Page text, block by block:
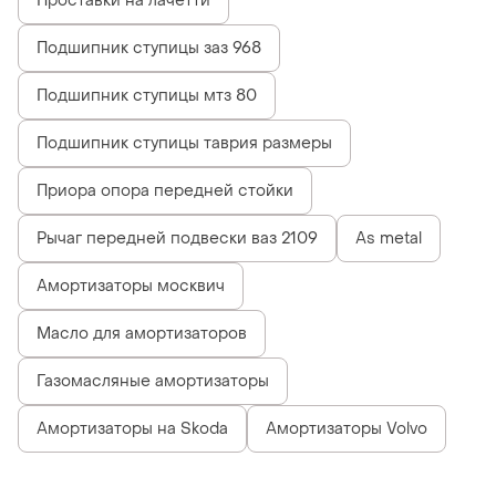
Подшипник ступицы заз 968
Подшипник ступицы мтз 80
Подшипник ступицы таврия размеры
Приора опора передней стойки
Рычаг передней подвески ваз 2109 As metal
Амортизаторы москвич
Масло для амортизаторов
Газомасляные амортизаторы
Амортизаторы на Skoda Амортизаторы Volvo